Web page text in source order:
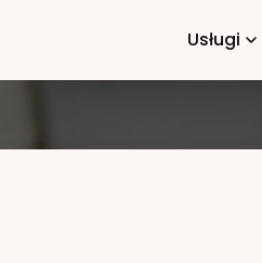
Usługi